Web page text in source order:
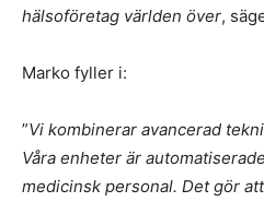
hälsoföretag världen över,
Marko fyller i:
”Vi kombinerar avancerad
Våra enheter är
medicinsk personal. Det gör